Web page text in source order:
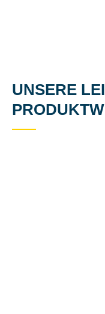
UNSERE